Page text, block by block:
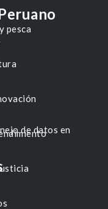
pesca
de datos en